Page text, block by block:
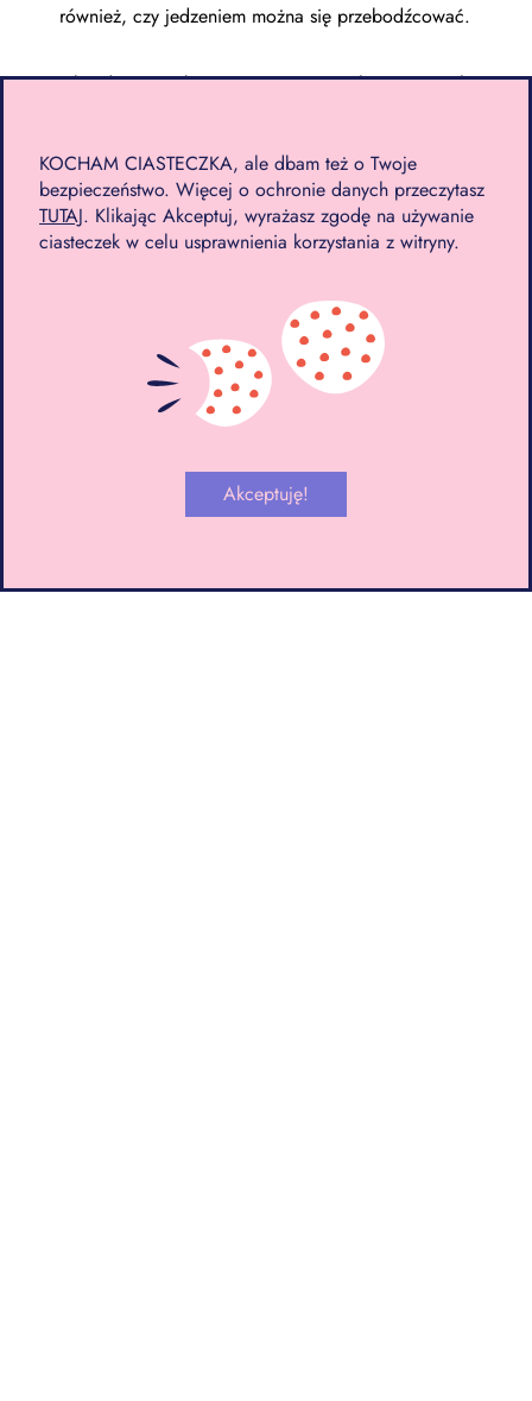
KOCHAM CIASTECZKA, ale dbam też o Twoje
bezpieczeństwo. Więcej o ochronie danych przeczytasz
TUTAJ. Klikając Akceptuj, wyrażasz zgodę na używanie
ciasteczek w celu usprawnienia korzystania z witryny.
Akceptuję!
również, czy jedzeniem można się przebodźcować.
Jakie dania/smaki najczęściej pojawiały się u moich
Social media 2025
Social media, a zwłaszcza TikTok czy Instagram
nadal kreują kulinarne trendy. Matcha, dubajska
czekolada, czy pierwszy viral 2026 – sernik
jogurtowy z ciasteczkami Lotus Biscoff to znakomite
Zgodnie uznałyśmy jednak, że to, czego teraz
najbardziej potrzebujemy jako restauracyjni goście,
kreatywność szefów kuchni. Szukamy miejsc